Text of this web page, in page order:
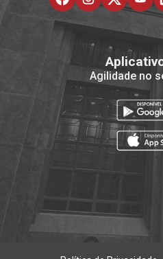
Agilidade no